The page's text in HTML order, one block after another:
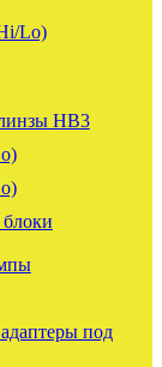
Lo)
HB3
под